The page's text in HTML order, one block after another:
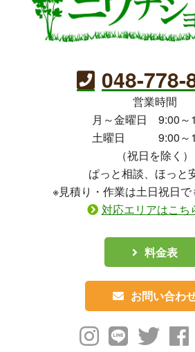
048-778-
営業時間
月～金曜日 9:00～
土曜日 9:00～
（祝日を除く）
ぱっと相談、ほっと
※見積り・作業は土日祝日で
対応エリアはこち
料金表
お問い合わ